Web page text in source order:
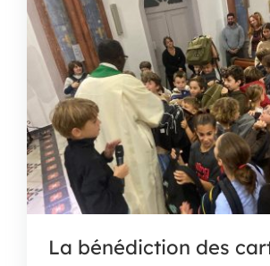
La bénédiction des